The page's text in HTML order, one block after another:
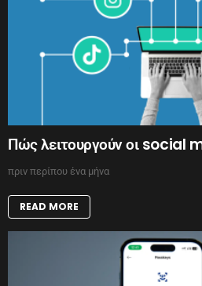
Πώς λειτουργούν οι social
πριν περίπου ένα μήνα
READ MORE